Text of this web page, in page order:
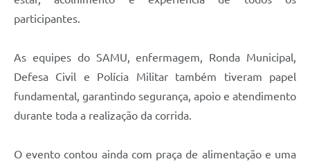
participantes.
As equipes do SAMU, enfermagem, Ronda Municipal,
Defesa Civil e Polícia Militar também tiveram papel
fundamental, garantindo segurança, apoio e atendimento
durante toda a realização da corrida.
O evento contou ainda com praça de alimentação e uma